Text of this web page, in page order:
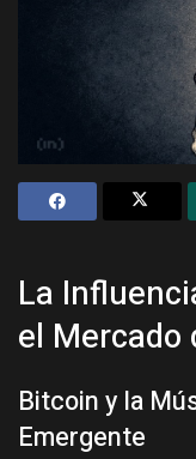
La
el Mercado
Bitcoin y la
Emergente